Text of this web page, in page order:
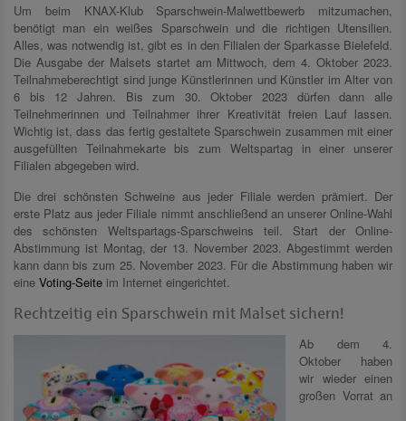
Um beim KNAX-Klub Sparschwein-Malwettbewerb mitzumachen,
benötigt man ein weißes Sparschwein und die richtigen Utensilien.
Alles, was notwendig ist, gibt es in den Filialen der Sparkasse Bielefeld.
Die Ausgabe der Malsets startet am Mittwoch, dem 4. Oktober 2023.
Teilnahmeberechtigt sind junge Künstlerinnen und Künstler im Alter von
6 bis 12 Jahren. Bis zum 30. Oktober 2023 dürfen dann alle
Teilnehmerinnen und Teilnahmer ihrer Kreativität freien Lauf lassen.
Wichtig ist, dass das fertig gestaltete Sparschwein zusammen mit einer
ausgefüllten Teilnahmekarte bis zum Weltspartag in einer unserer
Filialen abgegeben wird.
Die drei schönsten Schweine aus jeder Filiale werden prämiert. Der
erste Platz aus jeder Filiale nimmt anschließend an unserer Online-Wahl
des schönsten Weltspartags-Sparschweins teil. Start der Online-
Abstimmung ist Montag, der 13. November 2023. Abgestimmt werden
kann dann bis zum 25. November 2023. Für die Abstimmung haben wir
eine Voting-Seite im Internet eingerichtet.
Rechtzeitig ein Sparschwein mit Malset sichern!
Ab dem 4.
Oktober haben
wir wieder einen
großen Vorrat an